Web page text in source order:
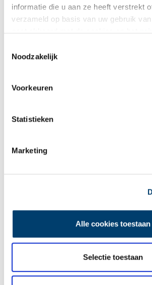
informatie die u aan ze heeft verstrekt
verzameld op basis van uw gebruik
Noodzakelijk
Voorkeuren
Statistieken
Marketing
Alle cookies toestaan
Selectie toestaan
Heemstede en Bennebroek: van flats
Heemstede en Bennebroek hebben veel
karakter. Dat karakter wil de 1300 leden
die twaalf jaar voorzitter was en Wim
een half jaar, vertellen er graag over.
In 2020 staan Heemstede en Bennebroek in
Het is dit jaar vierhonderd jaar geleden dat